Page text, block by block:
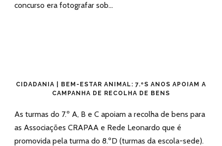
concurso era fotografar sob...
CIDADANIA | BEM-ESTAR ANIMAL: 7.ºS ANOS APOIAM A
CAMPANHA DE RECOLHA DE BENS
As turmas do 7.º A, B e C apoiam a recolha de bens para
as Associações CRAPAA e Rede Leonardo que é
promovida pela turma do 8.ºD (turmas da escola-sede).